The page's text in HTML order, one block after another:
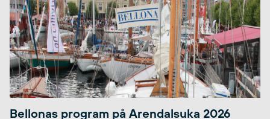
Bellonas program på Arendalsuka 2026